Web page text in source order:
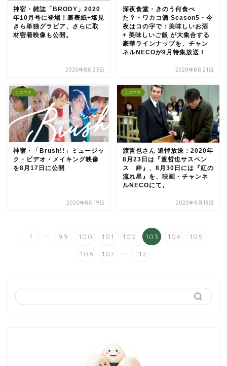
神宿・雑誌「BRODY」2020
年10月号に登場！裏表紙+塩見
きら単独グラビア、さらに取
材密着映像も公開。
2020年8月23日
深夜食堂・きのう何食べ
た？・ワカコ酒 Season5・今
夜はコの字で：美味しいお酒
+ 美味しいご飯 が大集合する
豪華ラインナップを、チャン
ネルNECOが9月特集放送！
2020年8月21日
ニュース
神宿・「Brush!!」ミュージッ
ク・ビデオ・メイキング映像
を8月17日に公開
2020年8月19日
ニュース
渡哲也さん 追悼放送：2020年
8月23日は『渡哲也サスペン
ス 絆』、8月30日には『紅の
流れ星』を、映画・チャンネ
ルNECOにて。
2020年8月18日
1 ... 99 100 101 102 103 104
105
106
107 ... 112